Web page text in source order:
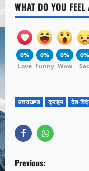
WHAT DO YOU
0%
Love
0%
Funny
0%
Wow
0%
Sad
उत्तराखण्ड क्राइम देश-
Previous: